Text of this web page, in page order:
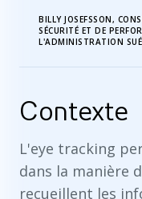
BILLY JOSEFSSON,
SÉCURITÉ ET DE
L'ADMINISTRATION
Contexte
L'eye tracking
dans la manière
recueillent les